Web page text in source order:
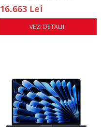
16.663 Lei
VEZI DETALII